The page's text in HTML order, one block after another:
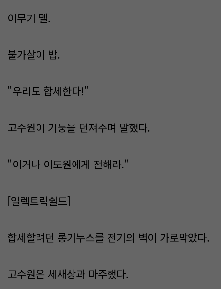
이무기 델.
불가살이 밥.
"우리도 합세한다!"
고수원이 기둥을 던져주며 말했다.
"이거나 이도원에게 전해라."
[일렉트릭쉴드]
합세할려던 롱기누스를 전기의 벽이 가로막았다.
고수원은 세새상과 마주했다.